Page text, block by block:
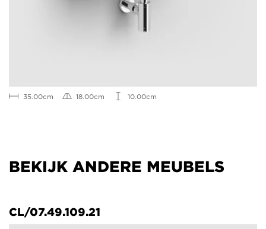
35.00cm 18.00cm 10.00cm
BEKIJK ANDERE MEUBELS
CL/07.49.109.21